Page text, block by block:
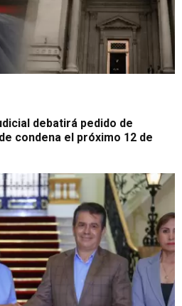
debatirá pedido de
condena el próximo 12 de